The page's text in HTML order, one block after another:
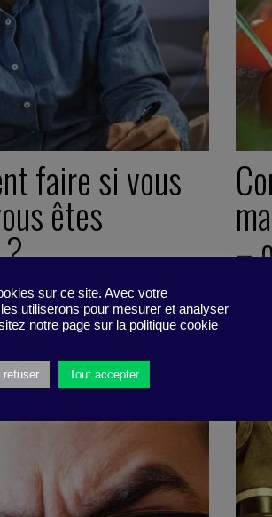
faire si vous
êtes
–
1
sur ce site. Avec votre
utiliserons pour mesurer et analyser
notre page sur la politique cookie
refuser Tout accepter